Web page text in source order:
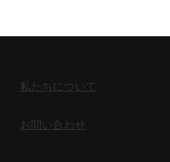
私たちについて
お問い合わせ